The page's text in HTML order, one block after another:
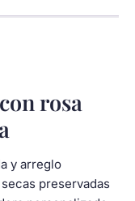
rosa
y arreglo
preservadas